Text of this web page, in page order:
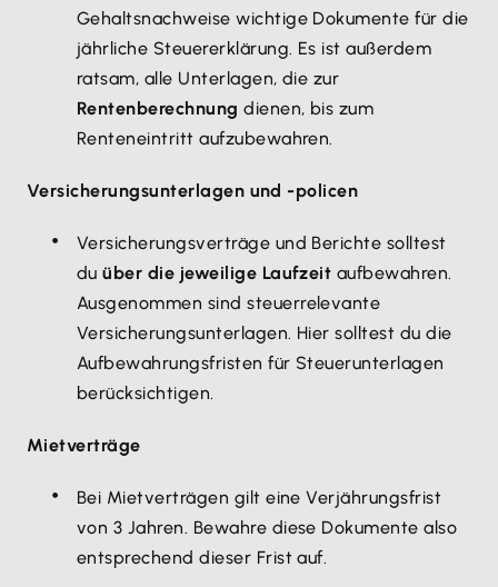
Gehaltsnachweise wichtige Dokumente für die
jährliche Steuererklärung. Es ist außerdem
ratsam, alle Unterlagen, die zur
Rentenberechnung dienen, bis zum
Renteneintritt aufzubewahren.
Versicherungsunterlagen und -policen
Versicherungsverträge und Berichte solltest
duüber die jeweilige Laufzeit aufbewahren.
Ausgenommen sind steuerrelevante
Versicherungsunterlagen. Hier solltest du die
Aufbewahrungsfristen für Steuerunterlagen
berücksichtigen.
Mietverträge
Bei Mietverträgen gilt eine Verjährungsfrist
von 3 Jahren. Bewahre diese Dokumente also
entsprechend dieser Frist auf.